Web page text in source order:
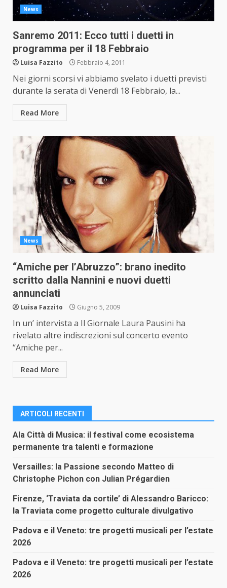
News
Sanremo 2011: Ecco tutti i duetti in
programma per il 18 Febbraio
Luisa Fazzito Febbraio 4, 2011
Nei giorni scorsi vi abbiamo svelato i duetti previsti
durante la serata di Venerdì 18 Febbraio, la...
Read More
News
“Amiche per l’Abruzzo”: brano inedito
scritto dalla Nannini e nuovi duetti
annunciati
Luisa Fazzito Giugno 5, 2009
In un’ intervista a Il Giornale Laura Pausini ha
rivelato altre indiscrezioni sul concerto evento
“Amiche per...
Read More
ARTICOLI RECENTI
Ala Città di Musica: il festival come ecosistema
permanente tra talenti e formazione
Versailles: la Passione secondo Matteo di
Christophe Pichon con Julian Prégardien
Firenze, ‘Traviata da cortile’ di Alessandro Baricco:
la Traviata come progetto culturale divulgativo
Padova e il Veneto: tre progetti musicali per l’estate
2026
Padova e il Veneto: tre progetti musicali per l’estate
2026